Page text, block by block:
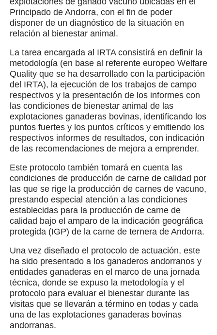
Principado de Andorra, con el fin de poder
disponer de un diagnóstico de la situación en
relación al bienestar animal.
La tarea encargada al IRTA consistirá en definir la
metodología (en base al referente europeo Welfare
Quality que se ha desarrollado con la participación
del IRTA), la ejecución de los trabajos de campo
respectivos y la presentación de los informes con
las condiciones de bienestar animal de las
explotaciones ganaderas bovinas, identificando los
puntos fuertes y los puntos críticos y emitiendo los
respectivos informes de resultados, con indicación
de las recomendaciones de mejora a emprender.
Este protocolo también tomará en cuenta las
condiciones de producción de carne de calidad por
las que se rige la producción de carnes de vacuno,
prestando especial atención a las condiciones
establecidas para la producción de carne de
calidad bajo el amparo de la indicación geográfica
protegida (IGP) de la carne de ternera de Andorra.
Una vez diseñado el protocolo de actuación, este
ha sido presentado a los ganaderos andorranos y
entidades ganaderas en el marco de una jornada
técnica, donde se expuso la metodología y el
protocolo para evaluar el bienestar durante las
visitas que se llevarán a término en todas y cada
una de las explotaciones ganaderas bovinas
andorranas.